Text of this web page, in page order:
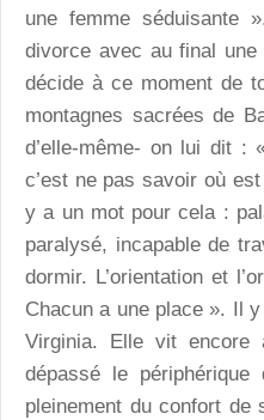
une femme séduisante
divorce avec au final
décide à ce moment de
montagnes sacrées de
d’elle-même- on lui dit :
c’est ne pas savoir où
y a un mot pour cela :
paralysé, incapable de
dormir. L’orientation et
Chacun a une place ». Il
Virginia. Elle vit encore
dépassé le
pleinement du confort de